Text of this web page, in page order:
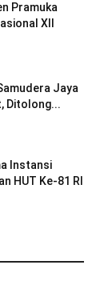
Pramuka
XII
Jaya
Ditolong...
Instansi
HUT Ke-81 RI